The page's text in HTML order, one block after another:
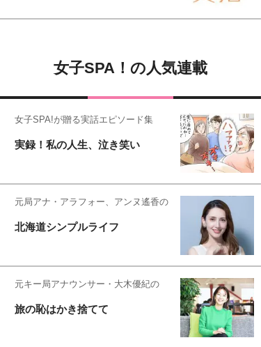
女子SPA！の人気連載
女子SPA!が贈る実話エピソード集
実録！私の人生、泣き笑い
元局アナ・アラフォー、アンヌ遙香の
北海道シンプルライフ
元キー局アナウンサー・大木優紀の
旅の恥はかき捨てて